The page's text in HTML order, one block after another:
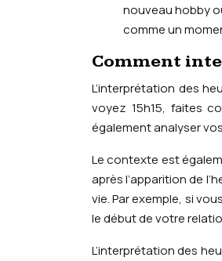
nouveau hobby
comme un
Comment
L’interprétation des
voyez 15h15, faites
également analyser
Le contexte est
après l’apparition de
vie. Par exemple, si
le début de votre
L’interprétation des